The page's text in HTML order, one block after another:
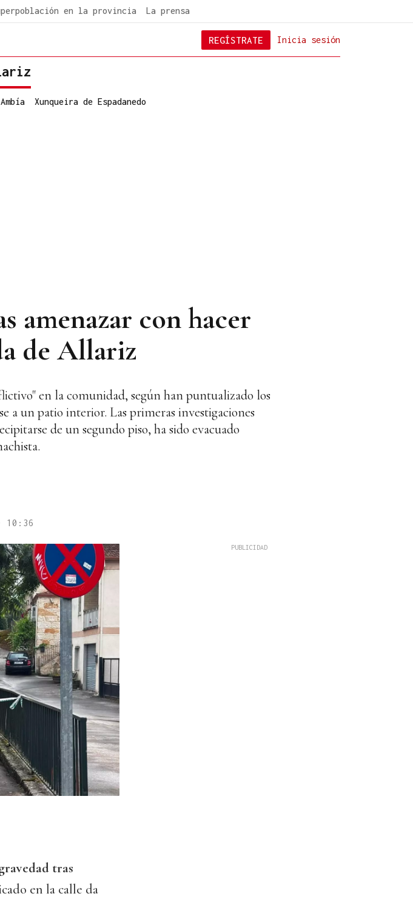
en la provincia La prensa
Inicia sesión
REGÍSTRATE
Xunqueira de Espadanedo
amenazar con hacer
de Allariz
en la comunidad, según han puntualizado los
a un patio interior. Las primeras investigaciones
de un segundo piso, ha sido evacuado
10:36
tras
en la calle da